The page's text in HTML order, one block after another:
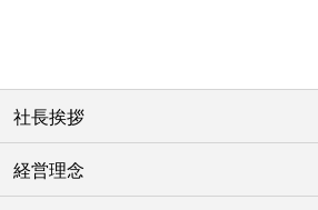
社長挨拶
経営理念